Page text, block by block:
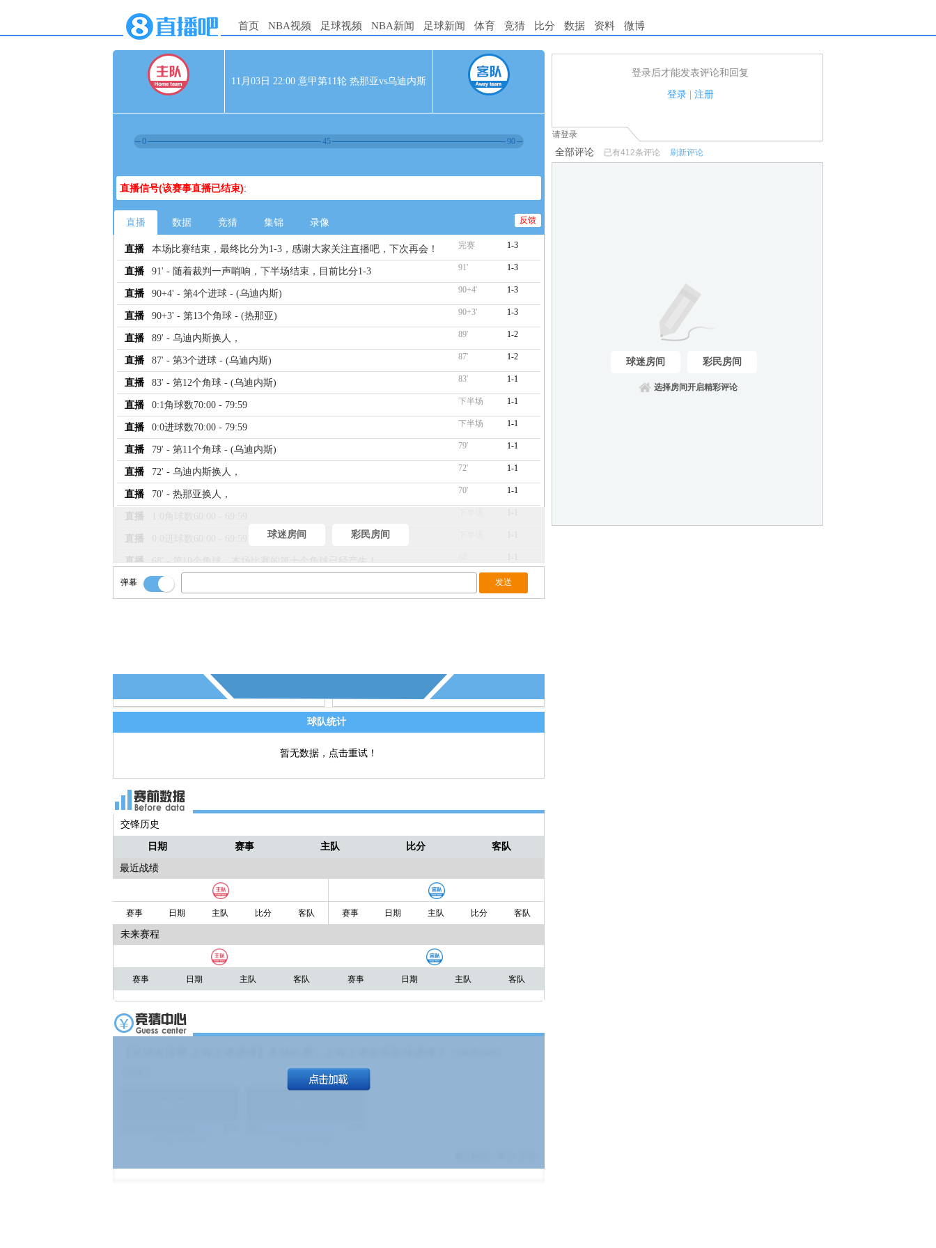
首页 NBA视频 足球视频 NBA新闻 足球新闻 体育 竞猜 比分 数据 资料 微博
11月03日 22:00 意甲第11轮 热那亚vs乌迪内斯
0 45 90
直播信号(该赛事直播已结束):
直播 数据 竞猜 集锦 录像 反馈
直播 本场比赛结束，最终比分为1-3，感谢大家关注直播吧，下次再会！ 完赛 1-3
直播 91' - 随着裁判一声哨响，下半场结束，目前比分1-3 91' 1-3
直播 90+4' - 第4个进球 - (乌迪内斯) 90+4' 1-3
直播 90+3' - 第13个角球 - (热那亚) 90+3' 1-3
直播 89' - 乌迪内斯换人， 89' 1-2
直播 87' - 第3个进球 - (乌迪内斯) 87' 1-2
直播 83' - 第12个角球 - (乌迪内斯) 83' 1-1
直播 0:1角球数70:00 - 79:59 下半场 1-1
直播 0:0进球数70:00 - 79:59 下半场 1-1
直播 79' - 第11个角球 - (乌迪内斯) 79' 1-1
直播 72' - 乌迪内斯换人， 72' 1-1
直播 70' - 热那亚换人， 70' 1-1
直播
直播
直播 68' - 第10个角球，本场比赛的第十个角球已经产生！
直播 68' - 热那亚 首先达到7个角球 1-1
球迷房间 彩民房间
弹幕
球队统计
暂无数据，点击重试！
交锋历史
日期 赛事 主队 比分 客队
最近战绩
赛事 日期 主队 比分 客队 赛事 日期 主队 比分 客队
未来赛程
赛事 日期 主队 客队 赛事 日期 主队 客队
登录后才能发表评论和回复
登录| 注册
1.电脑端新用户可以发表评论了！
请登录
全部评论 已有412条评论 刷新评论
球迷房间 彩民房间
选择房间开启精彩评论